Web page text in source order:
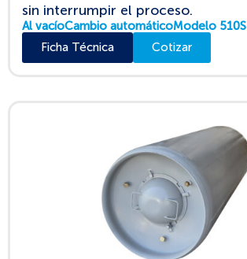
sin interrumpir el proceso.
Al vacíoCambio automáticoModelo 510S
Ficha Técnica
Cotizar